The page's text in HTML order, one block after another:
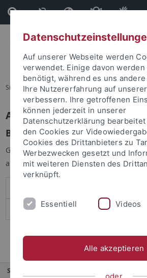
Direkt
zum
Inhalt
Direkt
zur
Fußleiste
Sie sind hier: Startseite
Anmelden
Benutzeranmeldung
Geben Sie Ihren Benutzernamen und Ihr
anzumelden:
Service
Auf unserer Webseite werden
verwendet. Einige davon
benötigt, während es uns
Ihre Nutzererfahrung auf
verbessern. Ihre getroffenen
können jederzeit in unserer
Datenschutzerklärung
den Cookies zur
Cookies des Drittanbieters zu
Werbezwecken gesetzt und
mit weiteren Diensten des
verknüpft.
Essentiell Videos
Alle akzeptieren